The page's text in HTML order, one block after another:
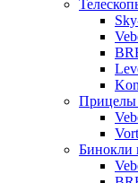
Прицелы
Бинокли